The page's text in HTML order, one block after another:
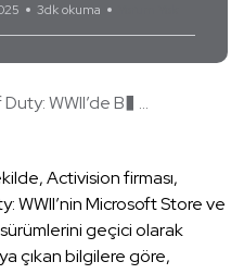
3dk okuma
WWII’de B� ...
Activision firması,
WWII’nin Microsoft Store ve
geçici olarak
çıkan bilgilere göre,